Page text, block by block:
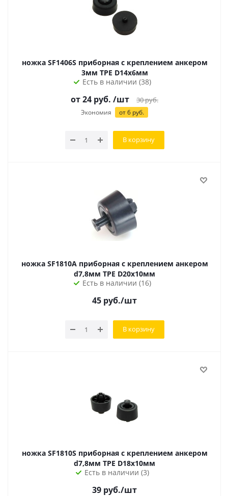
ножка SF1406S приборная с креплением анкером
3мм TPE D14х6мм
Есть в наличии (38)
от24 руб. /шт 30руб.
Экономия от6 руб.
В корзину
ножка SF1810A приборная с креплением анкером
d7,8мм TPE D20х10мм
Есть в наличии (16)
45 руб./шт
В корзину
ножка SF1810S приборная с креплением анкером
d7,8мм TPE D18х10мм
Есть в наличии (3)
39 руб./шт